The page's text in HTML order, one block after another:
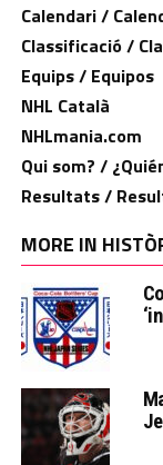
Calendari /
Classificació /
Equips / Equipos
NHL Català
NHLmania.com
Qui som? /
Resultats /
MORE IN